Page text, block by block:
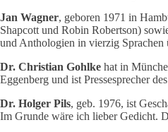
Jan Wagner, geboren 1971 in
Shapcott und Robin Robertson)
und Anthologien in vierzig Sprachen
Dr. Christian Gohlke hat in
Eggenberg und ist Pressesprecher
Dr. Holger Pils, geb. 1976, ist
Im Grunde wäre ich lieber Gedicht.